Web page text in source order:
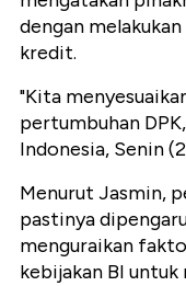
dengan
kredit.
"Kita
pertumbuhan
Indonesia, Senin
Menurut Jasmin,
pastinya
menguraikan
kebijakan BI untuk